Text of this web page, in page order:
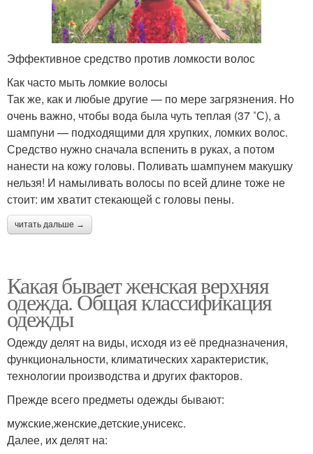
Эффективное средство против ломкости волос
Как часто мыть ломкие волосы
Так же, как и любые другие — по мере загрязнения. Но
очень важно, чтобы вода была чуть теплая (37 ˚С), а
шампуни — подходящими для хрупких, ломких волос.
Средство нужно сначала вспенить в руках, а потом
нанести на кожу головы. Поливать шампунем макушку
нельзя! И намыливать волосы по всей длине тоже не
стоит: им хватит стекающей с головы пены.
читать дальше →
Какая бывает женская верхняя
одежда. Общая классификация
одежды
Одежду делят на виды, исходя из её предназначения,
функциональности, климатических характеристик,
технологии производства и других факторов.
Прежде всего предметы одежды бывают:
мужские,женские,детские,унисекс.
Далее, их делят на: